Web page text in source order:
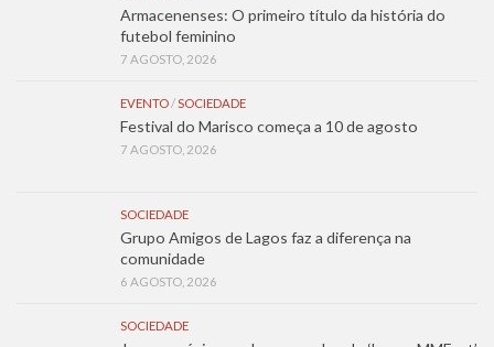
Armacenenses: O primeiro título da história do
futebol feminino
7 AGOSTO, 2026
EVENTO / SOCIEDADE
Festival do Marisco começa a 10 de agosto
7 AGOSTO, 2026
SOCIEDADE
Grupo Amigos de Lagos faz a diferença na
comunidade
6 AGOSTO, 2026
SOCIEDADE